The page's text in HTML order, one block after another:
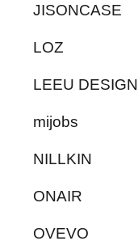
JISONCASE
LOZ
LEEU DESIGN
mijobs
NILLKIN
ONAIR
OVEVO